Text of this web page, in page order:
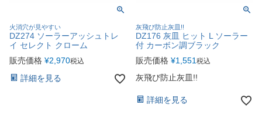
火消穴が見やすい
DZ274 ソーラーアッシュトレ
イ セレクト クローム
販売価格 ¥2,970税込
詳細を見る
灰飛び防止灰皿!!
DZ176 灰皿 ヒット L ソーラー
付 カーボン調ブラック
販売価格 ¥1,551 税込
灰飛び防止灰皿!!
詳細を見る